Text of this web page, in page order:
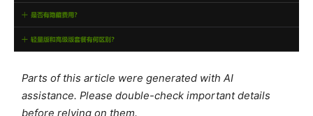
Parts of this article were generated with AI
assistance. Please double-check important details
before relying on them.